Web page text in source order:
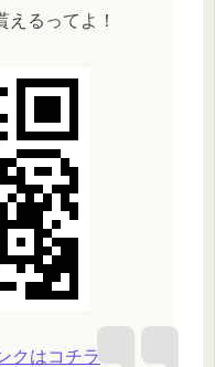
えるってよ！
クはコチラ